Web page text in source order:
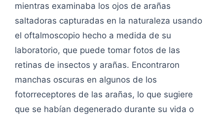
mientras examinaba los ojos de arañas
saltadoras capturadas en la naturaleza usando
el oftalmoscopio hecho a medida de su
laboratorio, que puede tomar fotos de las
retinas de insectos y arañas. Encontraron
manchas oscuras en algunos de los
fotorreceptores de las arañas, lo que sugiere
que se habían degenerado durante su vida o